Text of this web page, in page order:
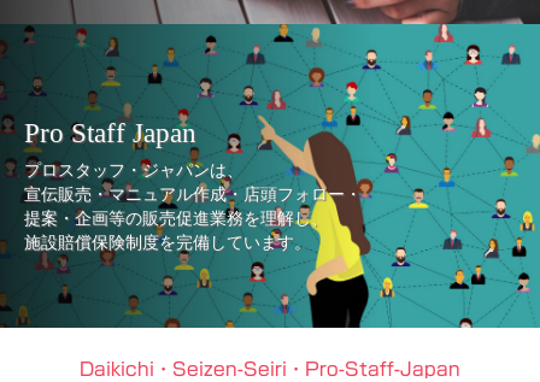
Pro Staff Japan
プロスタッフ・ジャパンは、
宣伝販売・マニュアル作成・店頭フォロー・
提案・企画等の販売促進業務を理解し、
施設賠償保険制度を完備しています。
Daikichi・Seizen-Seiri・Pro-Staff-Japan